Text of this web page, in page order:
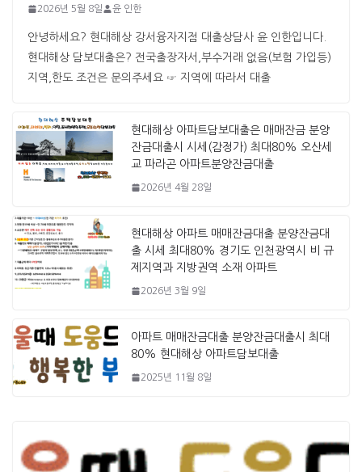
2026년 5월 8일 윤 인한
안녕하세요? 현대해상 강서융자지점 대출상담사 윤 인한입니다. ​ ​
현대해상 담보대출은? 전국출장자서,부수거래 없음(보험 가입등)
지역,한도 조건은 문의주세요 ☞ 지역에 따라서 대출
현대해상 아파트담보대출은 매매잔금 분양
잔금대출시 시세(감정가) 최대80% 오산세
교 파라곤 아파트분양잔금대출
2026년 4월 28일
현대해상 아파트 매매잔금대출 분양잔금대
출 시세 최대80% 경기도 인천광역시 비 규
제지역과 지방권역 소재 아파트
2026년 3월 9일
아파트 매매잔금대출 분양잔금대출시 최대
80% 현대해상 아파트담보대출
2025년 11월 8일